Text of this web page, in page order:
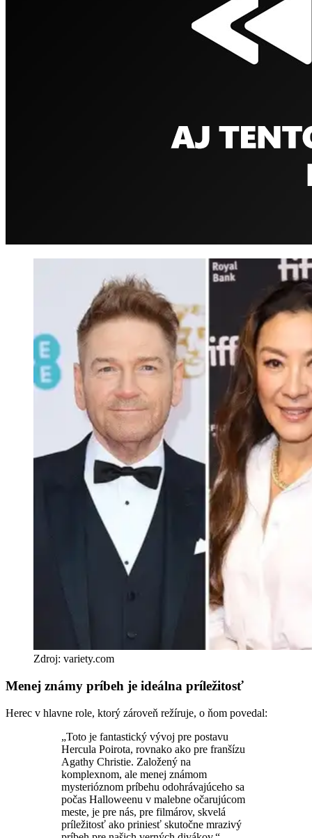
Zdroj: variety.com
Menej známy príbeh je ideálna príležitosť
Herec v hlavne role, ktorý zároveň režíruje, o ňom povedal:
„Toto je fantastický vývoj pre postavu
Hercula Poirota, rovnako ako pre franšízu
Agathy Christie. Založený na
komplexnom, ale menej známom
mysterióznom príbehu odohrávajúceho sa
počas Halloweenu v malebne očarujúcom
meste, je pre nás, pre filmárov, skvelá
príležitosť ako priniesť skutočne mrazivý